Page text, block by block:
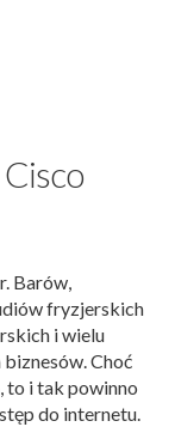
Barów,
fryzjerskich
i wielu
biznesów. Choć
to i tak powinno
do internetu.